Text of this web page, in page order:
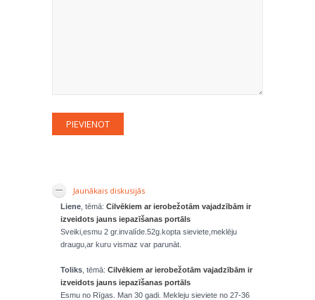
Jaunākais diskusijās
Liene , tēmā: Cilvēkiem ar ierobežotām vajadzībām ir
izveidots jauns iepazīšanas portāls
Sveiki,esmu 2 gr.invalíde.52g.kopta sieviete,meklēju
draugu,ar kuru vismaz var parunāt.
Toliks , tēmā: Cilvēkiem ar ierobežotām vajadzībām ir
izveidots jauns iepazīšanas portāls
Esmu no Rīgas. Man 30 gadi. Mekleju sieviete no 27-36